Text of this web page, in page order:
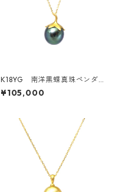
K18YG 南洋黒蝶真珠ペンダ
ントトップ《賀茂なす》（KR8
0405）
¥105,000